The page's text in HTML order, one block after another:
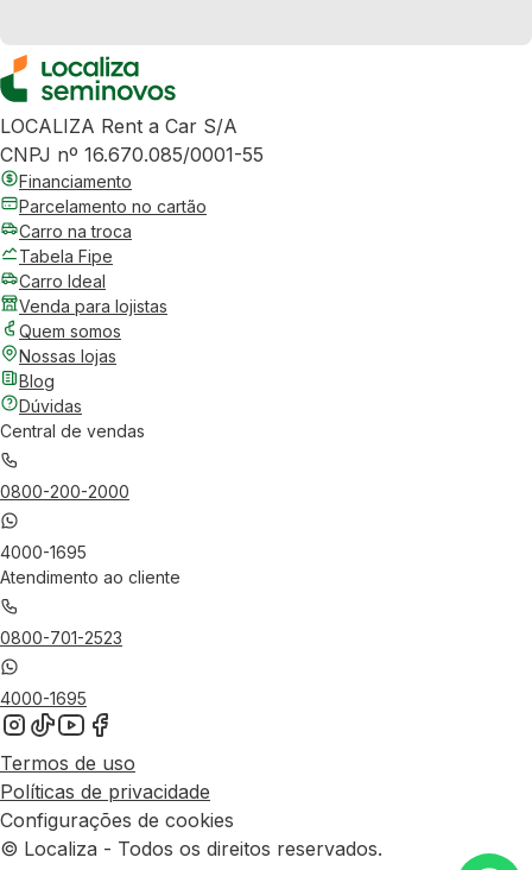
LOCALIZA Rent a Car S/A
CNPJ nº 16.670.085/0001-55
Financiamento
Parcelamento no cartão
Carro na troca
Tabela Fipe
Carro Ideal
Venda para lojistas
Quem somos
Nossas lojas
Blog
Dúvidas
Central de vendas
0800-200-2000
4000-1695
Atendimento ao cliente
0800-701-2523
4000-1695
Termos de uso
Políticas de privacidade
Configurações de cookies
© Localiza - Todos os direitos reservados.